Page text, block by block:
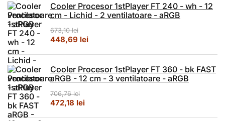
Cooler Procesor 1stPlayer FT 240 - wh - 12
cm - Lichid - 2 ventilatoare - aRGB
673,10lei
Prețul inițial a fost: 673,10 lei.
448,69 leiPrețul curent este: 448,69 lei.
Cooler Procesor 1stPlayer FT 360 - bk FAST
aRGB - 12 cm - 3 ventilatoare - aRGB
706,76lei
Prețul inițial a fost: 706,76 lei.
472,18 leiPrețul curent este: 472,18 lei.